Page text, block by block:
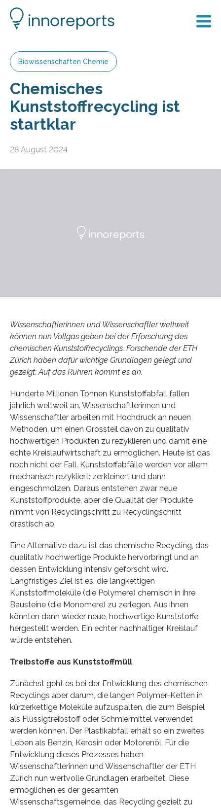
Biowissenschaften Chemie
Chemisches
Kunststoffrecycling ist
startklar
28 August 2024
Wissenschaftlerinnen und Wissenschaftler weltweit
können nun Vollgas geben bei der Erforschung des
chemischen Kunststoffrecyclings. Forschende der ETH
Zürich haben dafür wichtige Grundlagen gelegt und
gezeigt: Auf das Rühren kommt es an.
Hunderte Millionen Tonnen Kunststoffabfall fallen
jährlich weltweit an. Wissenschaftlerinnen und
Wissenschaftler arbeiten mit Hochdruck an neuen
Methoden, um einen Grossteil davon zu qualitativ
hochwertigen Produkten zu rezyklieren und damit eine
echte Kreislaufwirtschaft zu ermöglichen. Heute ist das
noch nicht der Fall. Kunststoffabfälle werden vor allem
mechanisch rezykliert: zerkleinert und dann
eingeschmolzen. Daraus entstehen zwar neue
Kunststoffprodukte, aber die Qualität der Produkte
nimmt von Recyclingschritt zu Recyclingschritt
drastisch ab.
Eine Alternative dazu ist das chemische Recycling, das
qualitativ hochwertige Produkte hervorbringt und an
dessen Entwicklung intensiv geforscht wird.
Langfristiges Ziel ist es, die langkettigen
Kunststoffmoleküle (die Polymere) chemisch in ihre
Bausteine (die Monomere) zu zerlegen. Aus ihnen
könnten dann wieder neue, hochwertige Kunststoffe
hergestellt werden. Ein echter nachhaltiger Kreislauf
würde entstehen.
Treibstoffe aus Kunststoffmüll
Zunächst geht es bei der Entwicklung des chemischen
Recyclings aber darum, die langen Polymer-Ketten in
kürzerkettige Moleküle aufzuspalten, die zum Beispiel
als Flüssigtreibstoff oder Schmiermittel verwendet
werden können. Der Plastikabfall erhält so ein zweites
Leben als Benzin, Kerosin oder Motorenöl. Für die
Entwicklung dieses Prozesses haben
Wissenschaftlerinnen und Wissenschaftler der ETH
Zürich nun wertvolle Grundlagen erarbeitet. Diese
ermöglichen es der gesamten
Wissenschaftsgemeinde, das Recycling gezielt zu